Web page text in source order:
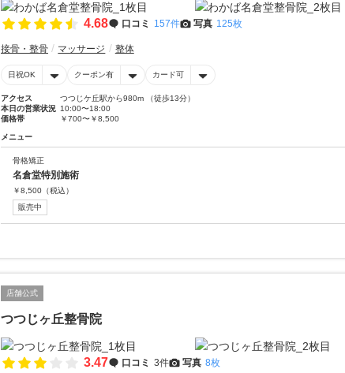
4.68 口コミ 157件 写真 125枚
接骨・整骨 マッサージ 整体
日祝OK クーポン有 カード可
アクセス
つつじケ丘駅から980m （徒歩13分）
本日の営業状況 10:00〜18:00
価格帯
￥700〜￥8,500
メニュー
骨格矯正
名倉堂特別施術
￥8,500 （税込）
販売中
店舗公式
つつじヶ丘整骨院
3.47 口コミ 3件 写真 8枚